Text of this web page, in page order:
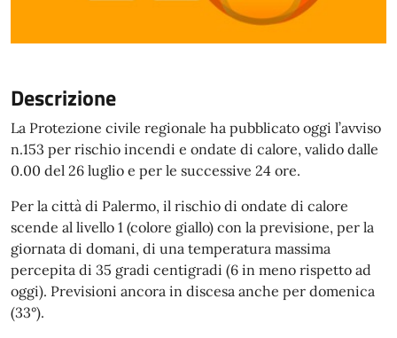
Descrizione
La Protezione civile regionale ha pubblicato oggi l’avviso
n.153 per rischio incendi e ondate di calore, valido dalle
0.00 del 26 luglio e per le successive 24 ore.
Per la città di Palermo, il rischio di ondate di calore
scende al livello 1 (colore giallo) con la previsione, per la
giornata di domani, di una temperatura massima
percepita di 35 gradi centigradi (6 in meno rispetto ad
oggi). Previsioni ancora in discesa anche per domenica
(33°).